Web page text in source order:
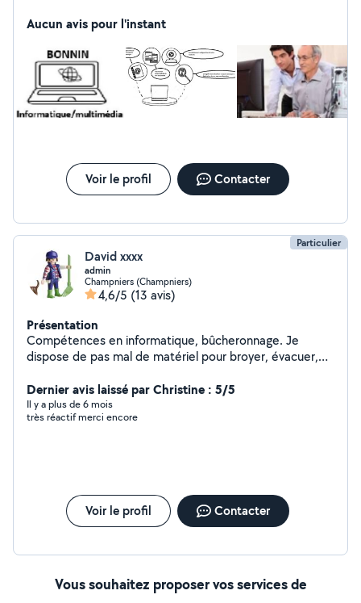
EFFICACITÉ. Conditions préférentielles pour les seniors
Aucun avis pour l'instant
Voir le profil Contacter
Particulier
David xxxx
admin
Champniers (Champniers)
4,6/5 (13 avis)
Présentation
Compétences en informatique, bûcheronnage. Je
dispose de pas mal de matériel pour broyer, évacuer,
Dernier avis laissé par Christine : 5/5
Il y a plus de 6 mois
très réactif merci encore
Voir le profil Contacter
Vous souhaitez proposer vos services de